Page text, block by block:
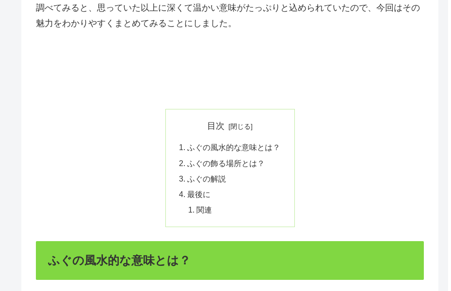
調べてみると、思っていた以上に深くて温かい意味がたっぷりと込められていたので、今回はその
魅力をわかりやすくまとめてみることにしました。
目次
ふぐの風水的な意味とは？
ふぐの飾る場所とは？
ふぐの解説
最後に
関連
ふぐの風水的な意味とは？